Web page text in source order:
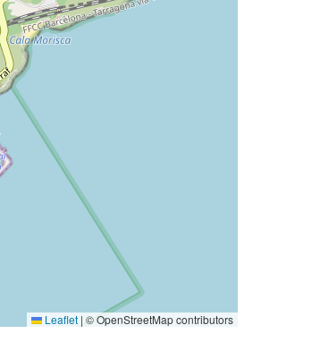
Leaflet | © OpenStreetMap contributors